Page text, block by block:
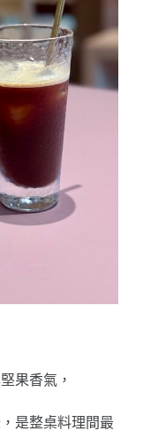
果香氣，
是整桌料理間最